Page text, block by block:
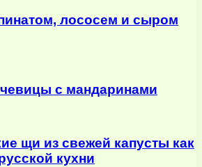
лососем и сыром
с мандаринами
щи из свежей капусты как
кухни